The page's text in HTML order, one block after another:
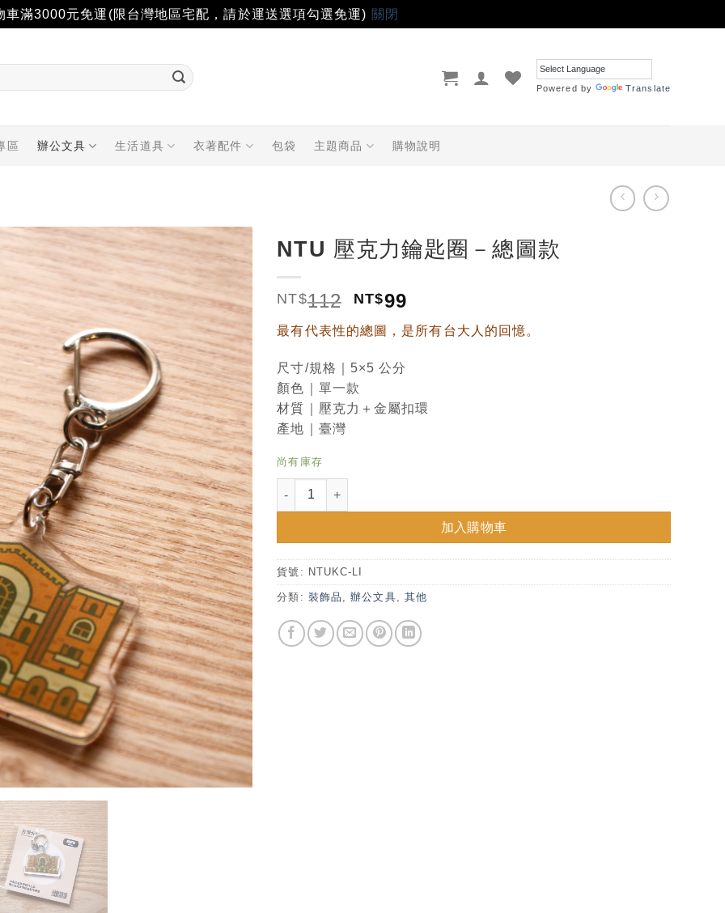
車滿3000元免運(限台灣地區宅配，請於運送選項勾選免運) 關閉
Powered by Translate
區 辦公文具 生活道具 衣著配件 包袋 主題商品 購物說明
加入
「願
望輕
單」
NTU 壓克力鑰匙圈－總圖款
NT$112 NT$99
最有代表性的總圖，是所有台大人的回憶。
尺寸/規格｜5×5 公分
顏色｜單一款
材質｜壓克力＋金屬扣環
產地｜臺灣
尚有庫存
NTU 壓克力鑰匙圈－總圖款 數量
加入購物車
貨號: NTUKC-LI
分類: 裝飾品 ,辦公文具, 其他